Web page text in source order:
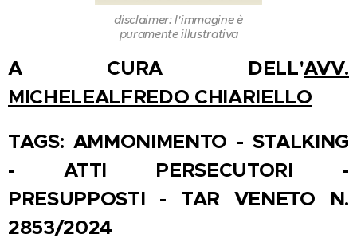
disclaimer: l'immagine è
puramente illustrativa
A CURA DELL'AVV.
MICHELEALFREDO CHIARIELLO
TAGS: AMMONIMENTO - STALKING
- ATTI PERSECUTORI -
PRESUPPOSTI - TAR VENETO N.
2853/2024